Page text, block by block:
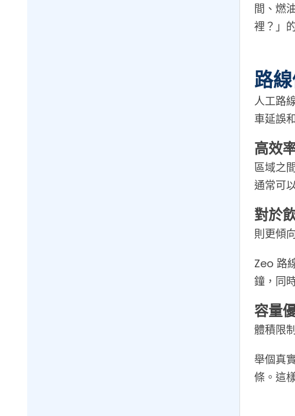
間、燃
裡？」
路
人工路
車延誤
高效
區域之
通常可
對於
則更傾
Zeo 路
鐘，同
容量
體積限
舉個真
條。這